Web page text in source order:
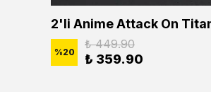
%20
₺ 449.90
₺ 359.90